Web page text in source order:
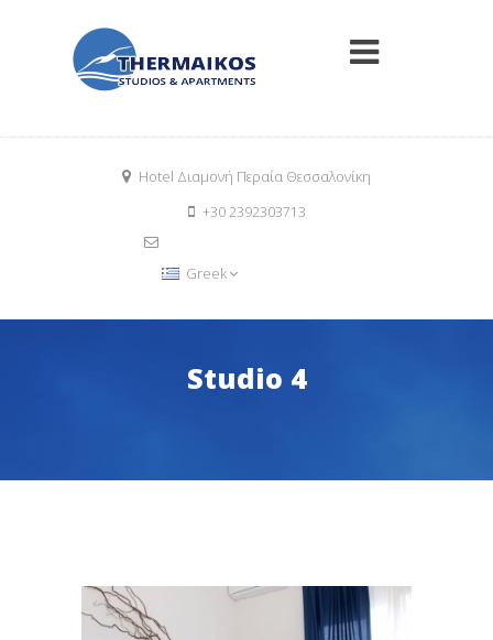
Hotel Διαμονή Περαία Θεσσαλονίκη
+30 2392303713
Greek
Studio 4